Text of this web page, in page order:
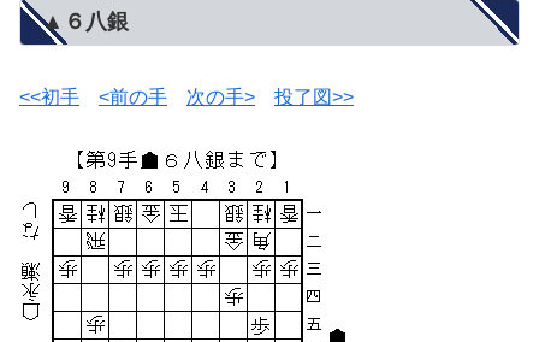
▲６八銀
<<初手 <前の手 次の手> 投了図>>